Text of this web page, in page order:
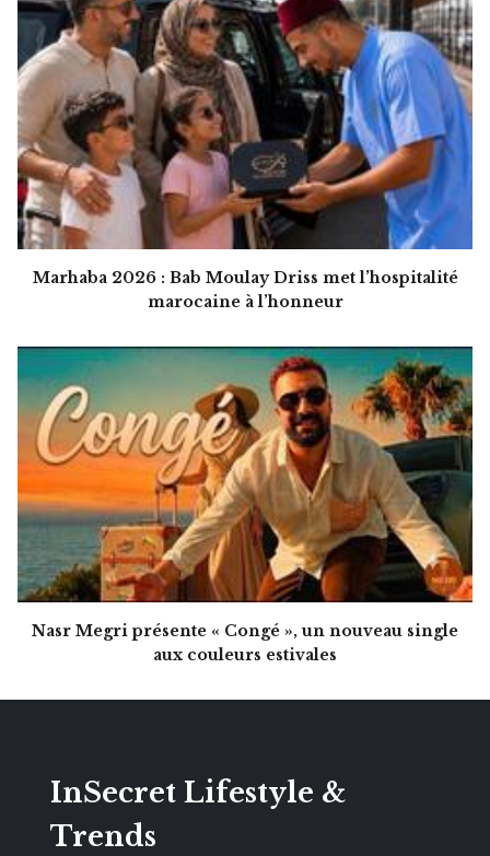
Marhaba 2026 : Bab Moulay Driss met l’hospitalité
marocaine à l’honneur
Nasr Megri présente « Congé », un nouveau single
aux couleurs estivales
InSecret Lifestyle &
Trends